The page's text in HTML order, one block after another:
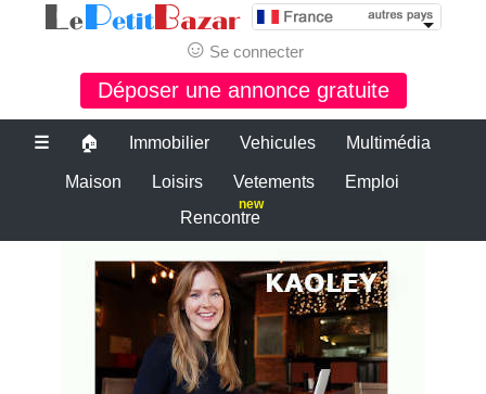
☺ Se connecter
Déposer une annonce gratuite
☰ 🏠 Immobilier Vehicules Multimédia
Maison Loisirs Vetements
Emploi
Rencontre
new